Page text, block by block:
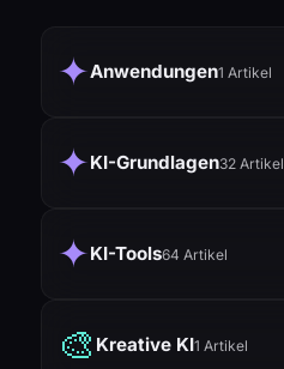
✦Anwendungen1 Artikel
✦KI-Grundlagen32 Artikel
✦KI-Tools64 Artikel
🎨 Kreative KI1 Artikel